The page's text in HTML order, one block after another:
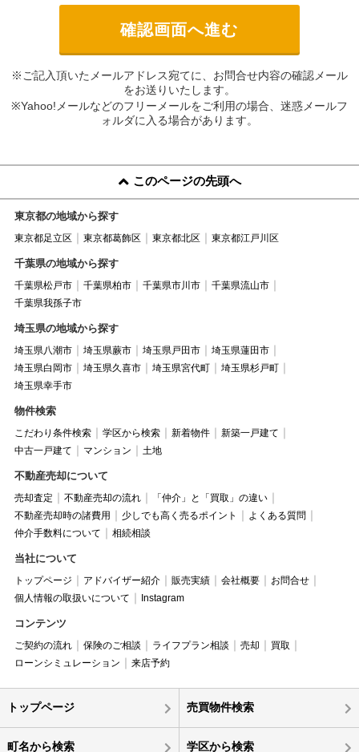
※ご記入頂いたメールアドレス宛てに、お問合せ内容の確認メール
をお送りいたします。
※Yahoo!メールなどのフリーメールをご利用の場合、迷惑メールフ
ォルダに入る場合があります。
このページの先頭へ
東京都の地域から探す
東京都足立区 東京都葛飾区 東京都北区 東京都江戸川区
千葉県の地域から探す
千葉県松戸市 千葉県柏市 千葉県市川市
千葉県流山市
千葉県我孫子市
埼玉県の地域から探す
埼玉県八潮市 埼玉県蕨市 埼玉県戸田市
埼玉県蓮田市
埼玉県白岡市
埼玉県久喜市 埼玉県宮代町
埼玉県杉戸町
埼玉県幸手市
物件検索
こだわり条件検索 学区から検索 新着物件
新築一戸建て
中古一戸建て
マンション 土地
不動産売却について
売却査定 不動産売却の流れ
「仲介」と「買取」の違い
不動産売却時の諸費用
少しでも高く売るポイント
よくある質問
仲介手数料について
相続相談
当社について
トップページ アドバイザー紹介 販売実績 会社概要
お問合せ
個人情報の取扱いについて
Instagram
コンテンツ
ご契約の流れ 保険のご相談 ライフプラン相談 売却
買取
ローンシミュレーション
来店予約
トップページ 売買物件検索
町名から検索 学区から検索